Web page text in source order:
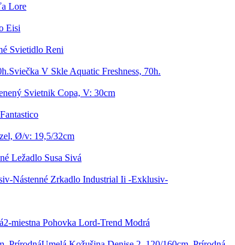
Lore
Eisi
Svietidlo Reni
Sviečka V Skle Aquatic Freshness, 70h.
Svietnik Copa, V: 30cm
Ø/v: 19,5/32cm
Ležadlo Susa Sivá
Nástenné Zrkadlo Industrial Ii -Exklusiv-
2-miestna Pohovka Lord-Trend Modrá